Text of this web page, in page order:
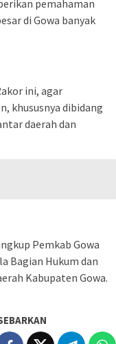
pemahaman
di Gowa banyak
ini, agar
khususnya dibidang
daerah dan
Pemkab Gowa
Bagian Hukum dan
Kabupaten Gowa.